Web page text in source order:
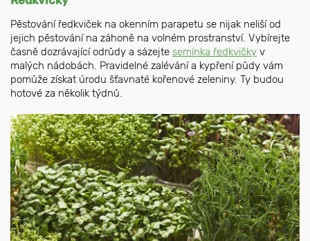
Pěstování ředkviček na okenním parapetu se nijak neliší od
jejich pěstování na záhoně na volném prostranství. Vybírejte
časně dozrávající odrůdy a sázejte semínka ředkvičky v
malých nádobách. Pravidelné zalévání a kypření půdy vám
pomůže získat úrodu šťavnaté kořenové zeleniny. Ty budou
hotové za několik týdnů.